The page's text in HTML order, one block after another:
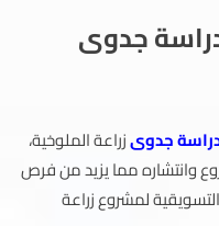
جدوى
جدوىزراعة الملوخية،
وانتشاره مما يزيد من فرص
لمشروع زراعة